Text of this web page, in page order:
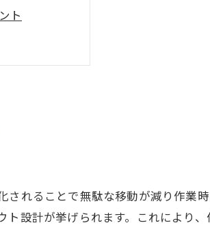
ト
仕組み
心感
る
れることで無駄な移動が減り作業
設計が挙げられます。これにより